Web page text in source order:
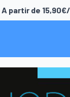
A partir de